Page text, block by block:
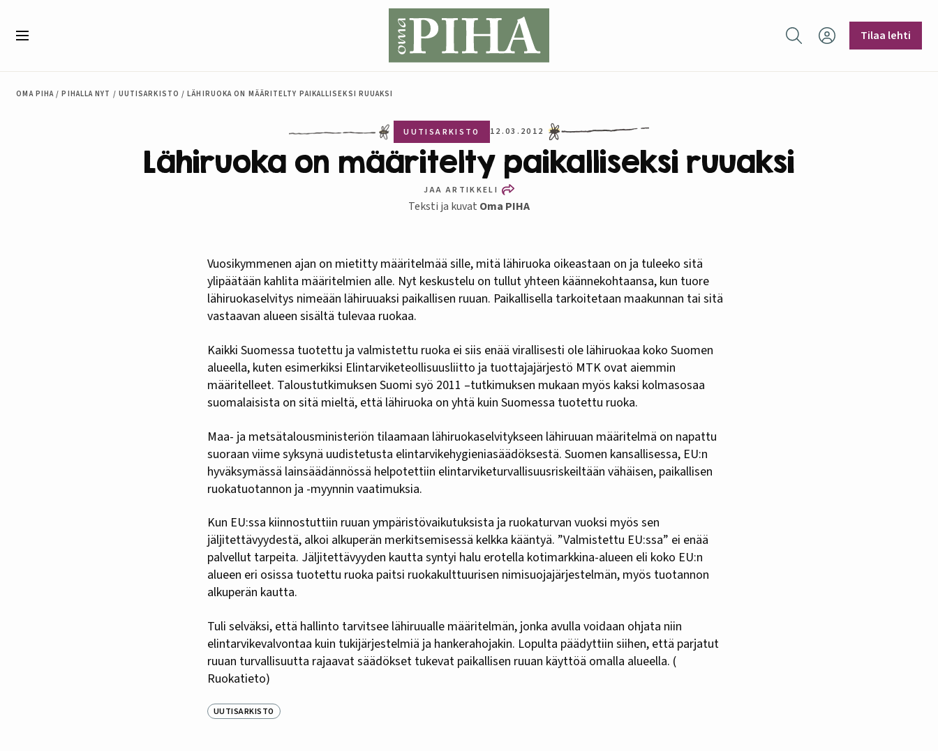
Hae sivustolta
Tilaa lehti
OMA PIHA / PIHALLA NYT / UUTISARKISTO / LÄHIRUOKA ON MÄÄRITELTY PAIKALLISEKSI RUUAKSI
UUTISARKISTO 12.03.2012
Lähiruoka on määritelty paikalliseksi ruuaksi
JAA ARTIKKELI
Teksti ja kuvat Oma PIHA
Vuosikymmenen ajan on mietitty määritelmää sille, mitä lähiruoka oikeastaan on ja tuleeko sitä
ylipäätään kahlita määritelmien alle. Nyt keskustelu on tullut yhteen käännekohtaansa, kun tuore
lähiruokaselvitys nimeään lähiruuaksi paikallisen ruuan. Paikallisella tarkoitetaan maakunnan tai sitä
vastaavan alueen sisältä tulevaa ruokaa.
Kaikki Suomessa tuotettu ja valmistettu ruoka ei siis enää virallisesti ole lähiruokaa koko Suomen
alueella, kuten esimerkiksi Elintarviketeollisuusliitto ja tuottajajärjestö MTK ovat aiemmin
määritelleet. Taloustutkimuksen Suomi syö 2011 –tutkimuksen mukaan myös kaksi kolmasosaa
suomalaisista on sitä mieltä, että lähiruoka on yhtä kuin Suomessa tuotettu ruoka.
Maa- ja metsätalousministeriön tilaamaan lähiruokaselvitykseen lähiruuan määritelmä on napattu
suoraan viime syksynä uudistetusta elintarvikehygieniasäädöksestä. Suomen kansallisessa, EU:n
hyväksymässä lainsäädännössä helpotettiin elintarviketurvallisuusriskeiltään vähäisen, paikallisen
ruokatuotannon ja -myynnin vaatimuksia.
Kun EU:ssa kiinnostuttiin ruuan ympäristövaikutuksista ja ruokaturvan vuoksi myös sen
jäljitettävyydestä, alkoi alkuperän merkitsemisessä kelkka kääntyä. ”Valmistettu EU:ssa” ei enää
palvellut tarpeita. Jäljitettävyyden kautta syntyi halu erotella kotimarkkina-alueen eli koko EU:n
alueen eri osissa tuotettu ruoka paitsi ruokakulttuurisen nimisuojajärjestelmän, myös tuotannon
alkuperän kautta.
Tuli selväksi, että hallinto tarvitsee lähiruualle määritelmän, jonka avulla voidaan ohjata niin
elintarvikevalvontaa kuin tukijärjestelmiä ja hankerahojakin. Lopulta päädyttiin siihen, että parjatut
ruuan turvallisuutta rajaavat säädökset tukevat paikallisen ruuan käyttöä omalla alueella. (
Ruokatieto)
UUTISARKISTO